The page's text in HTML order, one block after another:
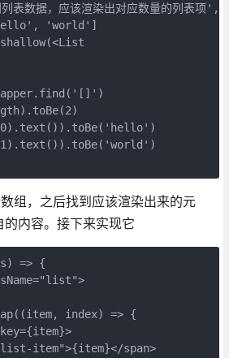
表数据，应该渲染出对应数量的列表
'world']
组，之后找到应该渲染出来的元
内容。接下来实现它
=> {
index) => {
item">{item}</span>